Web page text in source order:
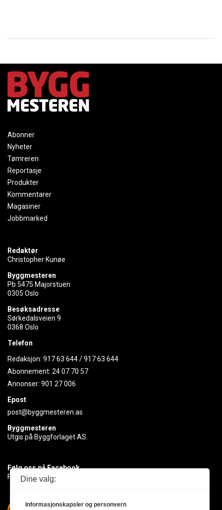
Abonner
Nyheter
Tømreren
Reportasje
Produkter
Kommentarer
Magasiner
Jobbmarked
Redaktør
Christopher Kunøe
Byggmesteren
Pb 5475 Majorstuen
0305 Oslo
Besøksadresse
Sørkedalsveien 9
0368 Oslo
Telefon
Redaksjon: 917 63 644/917 63 644
Abonnement: 24 07 70 57
Annonser: 901 27 006
Epost
post@byggmesteren.as
Byggmesteren
Utgis på Byggforlaget AS.
Følg oss på Facebook
Få med deg det siste innen byggebransjen
Dine valg:
Informasjonskapsler og personvern